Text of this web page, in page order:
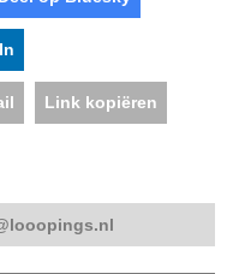
Link kopiëren